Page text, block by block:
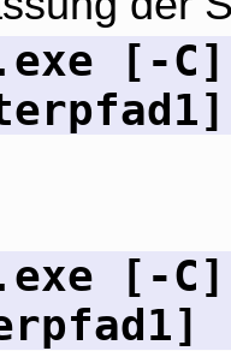
[-